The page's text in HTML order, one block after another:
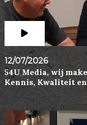
12/07/2026
54U Media, wij
Kennis, Kwaliteit